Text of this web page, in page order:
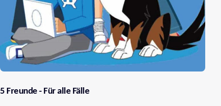
5 Freunde - Für alle Fälle